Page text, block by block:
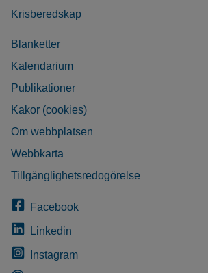
Krisberedskap
Blanketter
Kalendarium
Publikationer
Kakor (cookies)
Om webbplatsen
Webbkarta
Tillgänglighetsredogörelse
Facebook
Linkedin
Instagram